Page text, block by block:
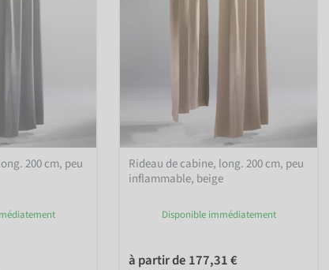
200 cm, peu
Rideau de cabine, long. 200 cm, peu
inflammable, beige
Disponible immédiatement
à partir de 177,31 €